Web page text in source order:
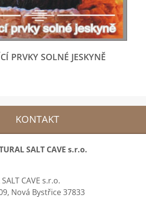
PRVKY SOLNÉ JESKYNĚ
KONTAKT
SALT CAVE s.r.o.
CAVE s.r.o.
Nová Bystřice 37833